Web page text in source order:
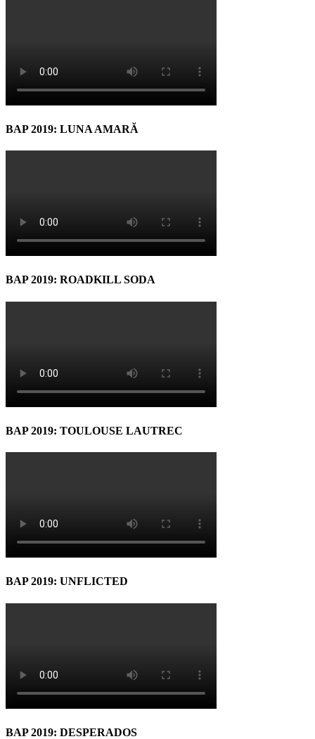
BAP 2019: LUNA AMARĂ
BAP 2019: ROADKILL SODA
BAP 2019: TOULOUSE LAUTREC
BAP 2019: UNFLICTED
BAP 2019: DESPERADOS